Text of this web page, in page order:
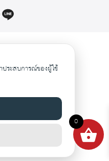
0
ระสบการณ์ของผู้ใช้